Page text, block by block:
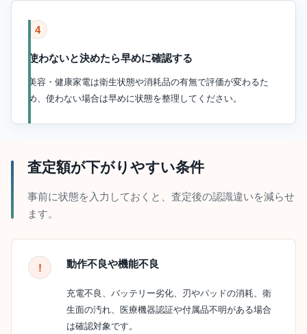
4
使わないと決めたら早めに確認する
美容・健康家電は衛生状態や消耗品の有無で評価が変わるた
め、使わない場合は早めに状態を整理してください。
査定額が下がりやすい条件
事前に状態を入力しておくと、査定後の認識違いを減らせ
ます。
動作不良や機能不良
充電不良、バッテリー劣化、刃やパッドの消耗、衛
生面の汚れ、医療機器認証や付属品不明がある場合
は確認対象です。